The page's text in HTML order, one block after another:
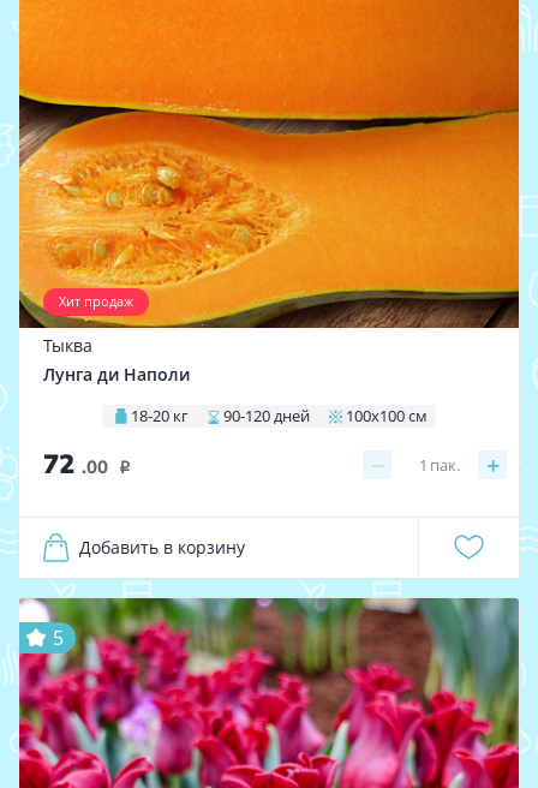
Хит продаж
Тыква
Лунга ди Наполи
18-20 кг 90-120 дней 100х100 см
72 .00 i − +
1 пак.
Добавить в корзину
5